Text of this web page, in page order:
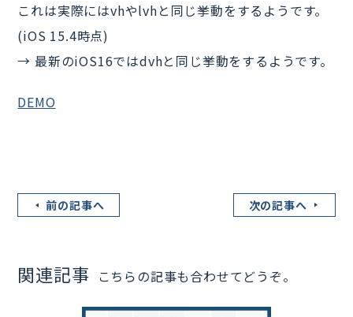
これは実際にはvhやlvhと同じ挙動をするようです。
(iOS 15.4時点)
→ 最新のiOS16ではdvhと同じ挙動をするようです。
DEMO
前の記事へ 次の記事へ
関連記事 こちらの記事も合わせてどうぞ。